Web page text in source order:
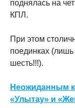
поднялась на
КПЛ.
При этом
поединках
шесть!!!).
Неожиданным
«Улытау» и